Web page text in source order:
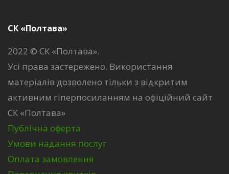
СК «Полтава»
2022 © СК «Полтава».
Усі права застережено. Використання
матеріалів дозволено тільки з відкритим
активним гіперпосиланням на офіційний сайт
СК «Полтава»
Публічна оферта
Умови надання послуг
Оплата замовлення